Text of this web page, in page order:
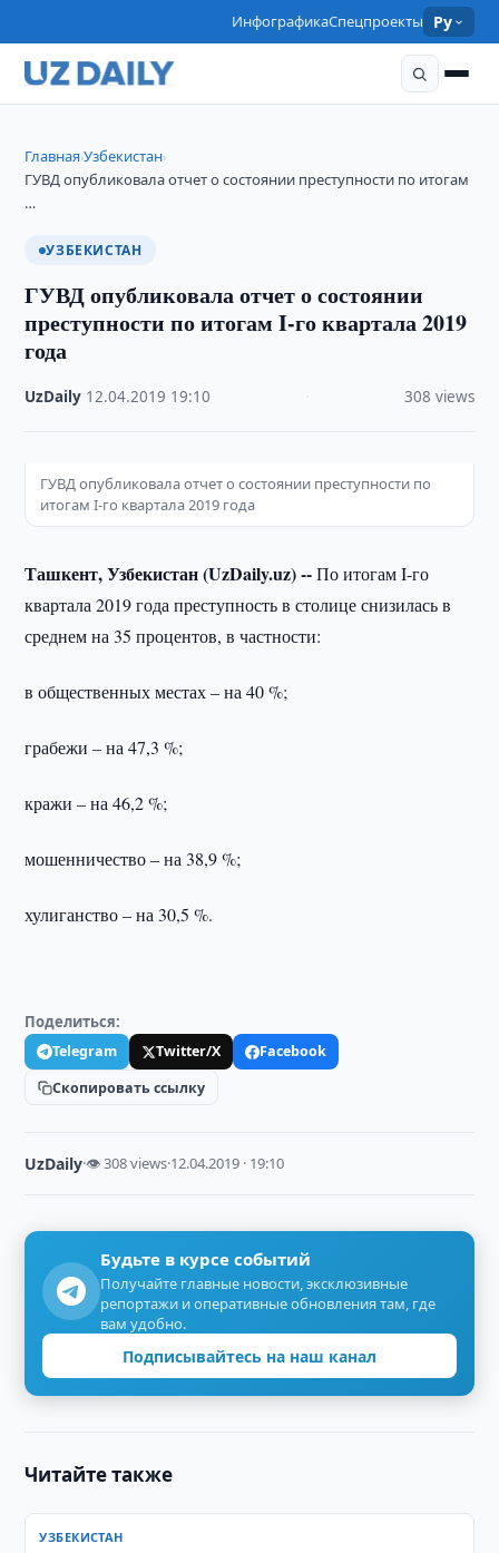
ИнфографикаСпецпроекты Ру
Главная›Узбекистан›
ГУВД опубликовала отчет о состоянии преступности по итогам
…
УЗБЕКИСТАН
ГУВД опубликовала отчет о состоянии
преступности по итогам I-го квартала 2019
года
UzDaily 12.04.2019 19:10 308 views
ГУВД опубликовала отчет о состоянии преступности по
итогам I-го квартала 2019 года
Ташкент, Узбекистан (UzDaily.uz) --По итогам I-го
квартала 2019 года преступность в столице снизилась в
среднем на 35 процентов, в частности:
в общественных местах – на 40 %;
грабежи – на 47,3 %;
кражи – на 46,2 %;
мошенничество – на 38,9 %;
хулиганство – на 30,5 %.
Поделиться:
Telegram Twitter/X
Facebook
Скопировать ссылку
UzDaily·👁 308 views·12.04.2019 · 19:10
Будьте в курсе событий
Получайте главные новости, эксклюзивные
репортажи и оперативные обновления там, где
вам удобно.
Подписывайтесь на наш канал
Читайте также
УЗБЕКИСТАН